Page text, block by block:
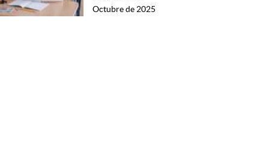
Octubre de 2025